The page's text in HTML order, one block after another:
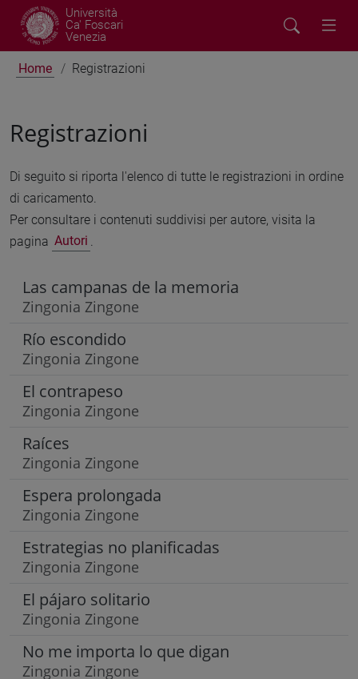
Università
Ca' Foscari
Venezia
Home Registrazioni
Registrazioni
Di seguito si riporta l'elenco di tutte le registrazioni in ordine
di caricamento.
Per consultare i contenuti suddivisi per autore, visita la
pagina Autori
Las campanas de la memoria
Zingonia Zingone
Río escondido
Zingonia Zingone
El contrapeso
Zingonia Zingone
Raíces
Zingonia Zingone
Espera prolongada
Zingonia Zingone
Estrategias no planificadas
Zingonia Zingone
El pájaro solitario
Zingonia Zingone
No me importa lo que digan
Zingonia Zingone